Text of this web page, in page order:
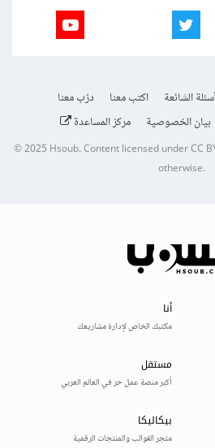
الشائعة اكتب معنا
درّب معنا
بيان الخصوصية مركز المساعدة
© 2025Hsoub.Content licensed underCC
otherwise.